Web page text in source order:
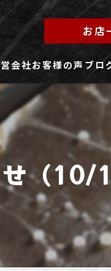
お店
会社お客様の声 ブロ
せ（10/